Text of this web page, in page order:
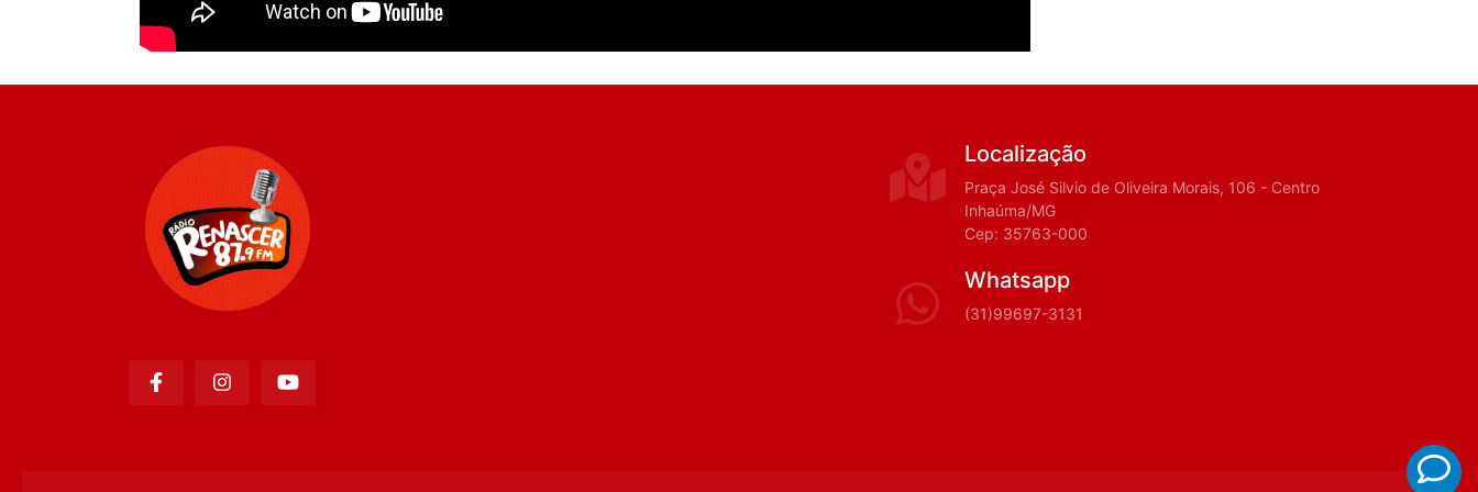
Localização
Praça José Silvio de Oliveira Morais, 106 - Centro
Inhaúma/MG
Cep: 35763-000
Whatsapp
(31)99697-3131